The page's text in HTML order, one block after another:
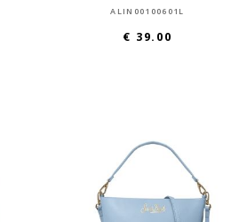
ALIN00100601L
€ 39.00